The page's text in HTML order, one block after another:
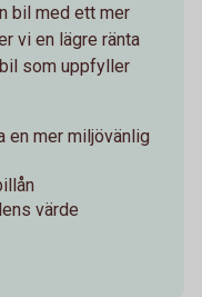
bil med ett mer
vi en lägre ränta
som uppfyller
en mer miljövänlig
värde